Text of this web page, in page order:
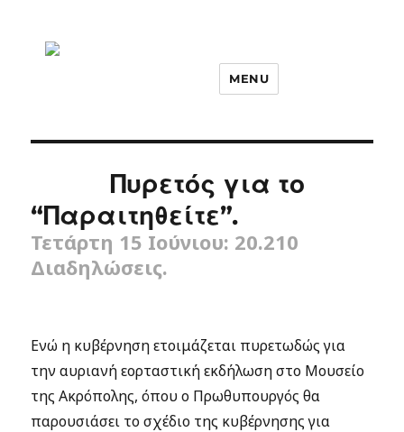
MENU
Πυρετός για το
“Παραιτηθείτε”.
Τετάρτη 15 Ιούνιου: 20.210
Διαδηλώσεις.
Ενώ η κυβέρνηση ετοιμάζεται πυρετωδώς για
την αυριανή εορταστική εκδήλωση στο Μουσείο
της Ακρόπολης, όπου ο Πρωθυπουργός θα
παρουσιάσει το σχέδιο της κυβέρνησης για